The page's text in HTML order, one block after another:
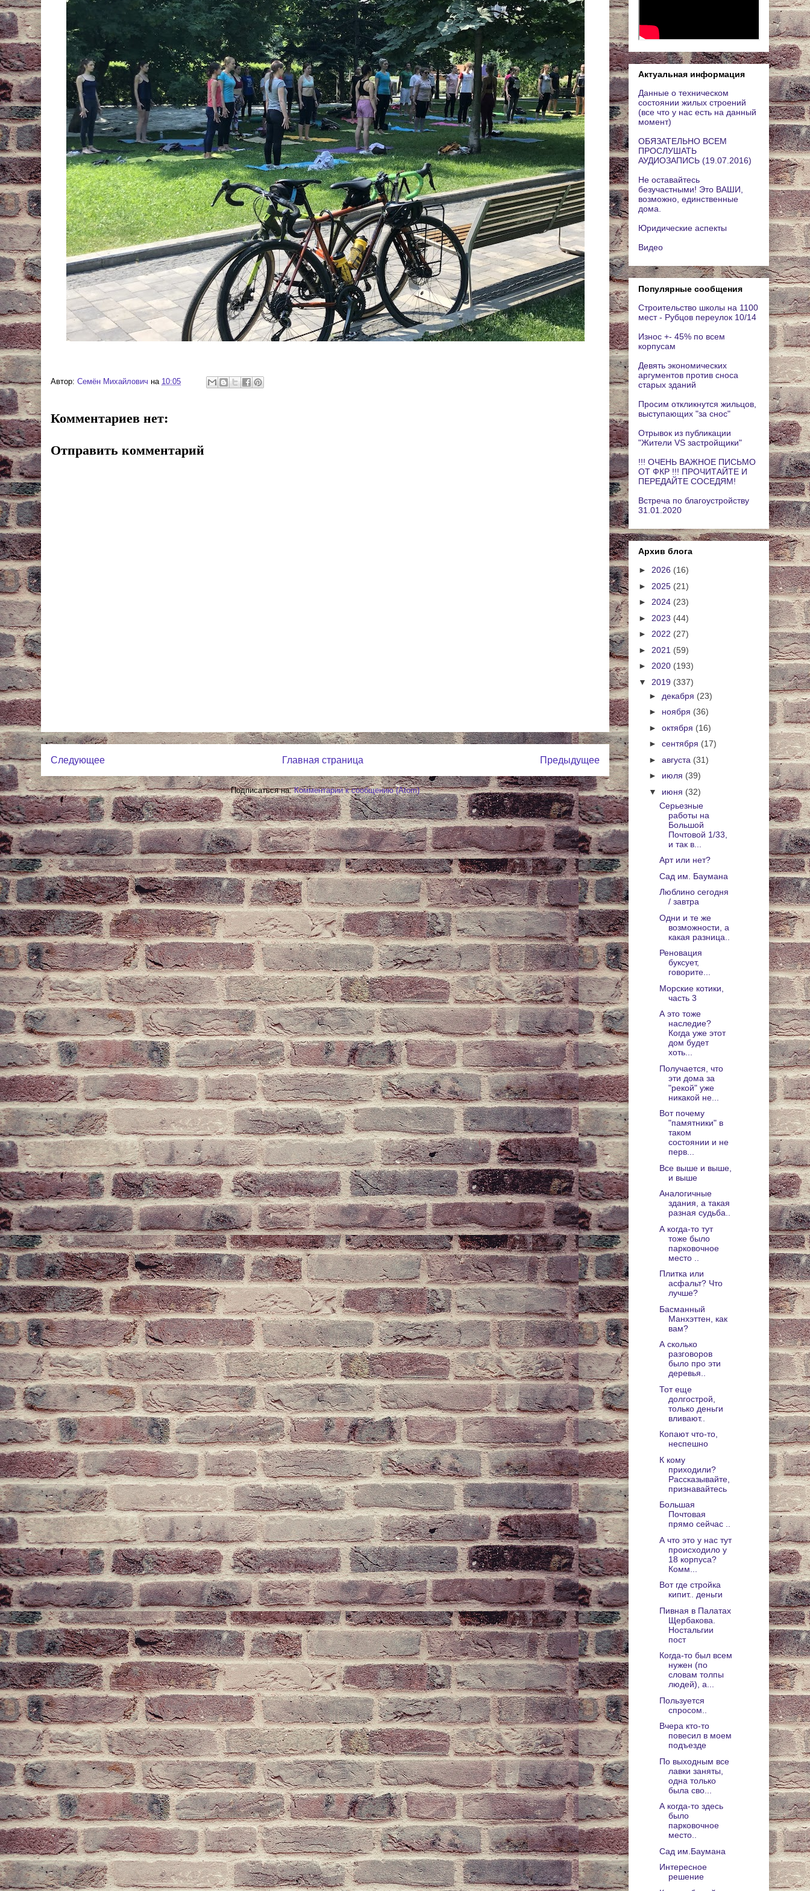
Автор: Cемён Михайлович на 10:05
Комментариев нет:
Отправить комментарий
Следующее Предыдущее
Главная страница
Подписаться на:Комментарии к сообщению (Atom)
Актуальная информация
Данные о техническом
состоянии жилых строений
(все что у нас есть на данный
момент)
ОБЯЗАТЕЛЬНО ВСЕМ
ПРОСЛУШАТЬ
АУДИОЗАПИСЬ (19.07.2016)
Не оставайтесь
безучастными! Это ВАШИ,
возможно, единственные
дома.
Юридические аспекты
Видео
Популярные сообщения
Строительство школы на 1100
мест - Рубцов переулок 10/14
Износ +- 45% по всем
корпусам
Девять экономических
аргументов против сноса
старых зданий
Просим откликнутся жильцов,
выступающих "за снос"
Отрывок из публикации
"Жители VS застройщики"
!!! ОЧЕНЬ ВАЖНОЕ ПИСЬМО
ОТ ФКР !!! ПРОЧИТАЙТЕ И
ПЕРЕДАЙТЕ СОСЕДЯМ!
Встреча по благоустройству
31.01.2020
Архив блога
► 2026 (16)
► 2025 (21)
► 2024 (23)
► 2023 (44)
► 2022 (27)
► 2021 (59)
► 2020 (193)
▼ 2019 (337)
► декабря (23)
► ноября (36)
► октября (16)
► сентября (17)
► августа (31)
► июля (39)
▼ июня (32)
Серьезные
работы на
Большой
Почтовой 1/33,
и так в...
Арт или нет?
Сад им. Баумана
Люблино сегодня
/ завтра
Одни и те же
возможности, а
какая разница..
Реновация
буксует,
говорите...
Морские котики,
часть 3
А это тоже
наследие?
Когда уже этот
дом будет
хоть...
Получается, что
эти дома за
"рекой" уже
никакой не...
Вот почему
"памятники" в
таком
состоянии и не
перв...
Все выше и выше,
и выше
Аналогичные
здания, а такая
разная судьба..
А когда-то тут
тоже было
парковочное
место ..
Плитка или
асфальт? Что
лучше?
Басманный
Манхэттен, как
вам?
А сколько
разговоров
было про эти
деревья..
Тот еще
долгострой,
только деньги
вливают..
Копают что-то,
неспешно
К кому
приходили?
Рассказывайте,
признавайтесь
Большая
Почтовая
прямо сейчас ..
А что это у нас тут
происходило у
18 корпуса?
Комм...
Вот где стройка
кипит.. деньги
Пивная в Палатах
Щербакова.
Ностальгии
пост
Когда-то был всем
нужен (по
словам толпы
людей), а...
Пользуется
спросом..
Вчера кто-то
повесил в моем
подъезде
По выходным все
лавки заняты,
одна только
была сво...
А когда-то здесь
было
парковочное
место..
Сад им.Баумана
Интересное
решение